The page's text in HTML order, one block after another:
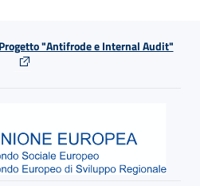
"Antifrode e Internal Audit"